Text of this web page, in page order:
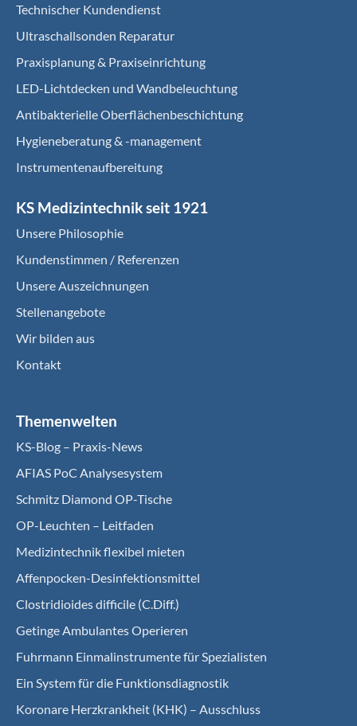
Technischer Kundendienst
Ultraschallsonden Reparatur
Praxisplanung & Praxiseinrichtung
LED-Lichtdecken und Wandbeleuchtung
Antibakterielle Oberflächenbeschichtung
Hygieneberatung & -management
Instrumentenaufbereitung
KS Medizintechnik seit 1921
Unsere Philosophie
Kundenstimmen / Referenzen
Unsere Auszeichnungen
Stellenangebote
Wir bilden aus
Kontakt
Themenwelten
KS-Blog – Praxis-News
AFIAS PoC Analysesystem
Schmitz Diamond OP-Tische
OP-Leuchten – Leitfaden
Medizintechnik flexibel mieten
Affenpocken-Desinfektionsmittel
Clostridioides difficile (C.Diff.)
Getinge Ambulantes Operieren
Fuhrmann Einmalinstrumente für Spezialisten
Ein System für die Funktionsdiagnostik
Koro­nare Herz­krank­heit (KHK) – Ausschluss